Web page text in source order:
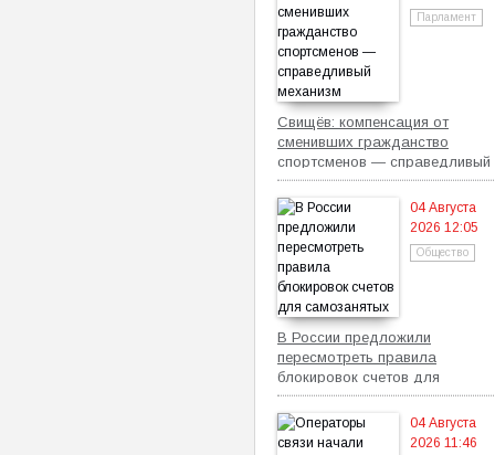
Парламент
Свищёв: компенсация от
сменивших гражданство
спортсменов — справедливый
механизм
04 Августа
2026 12:05
Общество
В России предложили
пересмотреть правила
блокировок счетов для
самозанятых
04 Августа
2026 11:46